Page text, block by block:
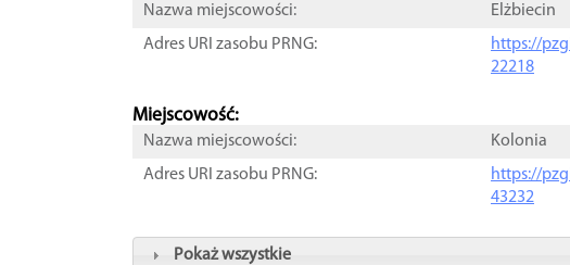
Nazwa miejscowości:
Elżbiecin
Adres URI zasobu PRNG:
https://
22218
Miejscowość:
Nazwa miejscowości:
Kolonia
Adres URI zasobu PRNG:
https://
43232
Pokaż wszystkie